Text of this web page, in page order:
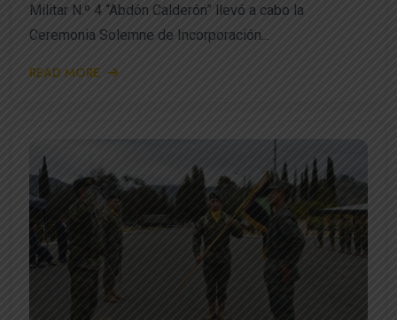
Militar N.º 4 “Abdón Calderón” llevó a cabo la
Ceremonia Solemne de Incorporación...
READ MORE